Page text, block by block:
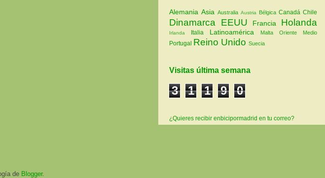
Alemania Asia Australia Austria Bélgica Canadá Chile
Dinamarca EEUU Francia Holanda
Irlanda Italia Latinoamérica Malta Oriente Medio
Portugal Reino Unido Suecia
Visitas última semana
3 1 1 9 0
¿Quieres recibir enbicipormadrid en tu correo?
de Blogger.